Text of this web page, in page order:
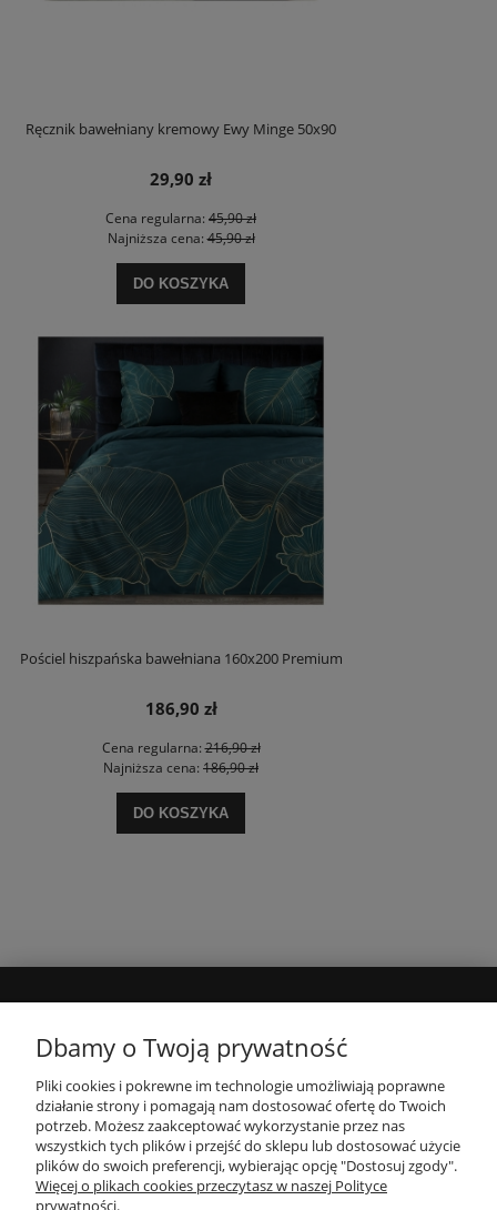
Ręcznik bawełniany kremowy Ewy Minge 50x90
29,90 zł
Cena regularna: 45,90 zł
Najniższa cena:45,90 zł
DO KOSZYKA
Pościel hiszpańska bawełniana 160x200 Premium
186,90 zł
Cena regularna:216,90 zł
Najniższa cena: 186,90 zł
DO KOSZYKA
INFORMACJE
PŁATNOŚCI I DOSTAWA
Dbamy o Twoją prywatność
Pliki cookies i pokrewne im technologie umożliwiają poprawne
działanie strony i pomagają nam dostosować ofertę do Twoich
potrzeb. Możesz zaakceptować wykorzystanie przez nas
wszystkich tych plików i przejść do sklepu lub dostosować użycie
plików do swoich preferencji, wybierając opcję "Dostosuj zgody".
Więcej o plikach cookies przeczytasz w naszej Polityce
prywatności.